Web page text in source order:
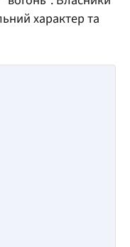
характер та